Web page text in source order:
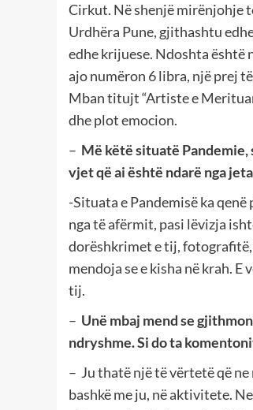
Cirkut. Në shenjë mirënjohje
Urdhëra Pune, gjithashtu
edhe krijuese. Ndoshta është
ajo numëron 6 libra, një prej
Mban titujt “Artiste e
dhe plot emocion.
– Më këtë situatë Pandemie,
vjet që ai është ndarë nga
-Situata e Pandemisë ka
nga të afërmit, pasi lëvizja
dorëshkrimet e tij,
mendoja se e kisha në krah.
tij.
– Unë mbaj mend se
ndryshme. Si do ta
– Ju thatë një të vërtetë që
bashkë me ju, në aktivitete.